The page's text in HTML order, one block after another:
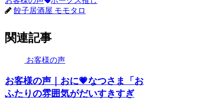
餃子居酒屋 モモタロ
関連記事
お客様の声
お客様の声｜おに💗なつさま「お
ふたりの雰囲気がだいすきすぎ